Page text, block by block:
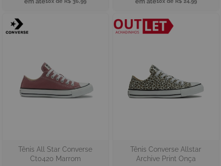
Tênis All Star Converse
Ct0420 Marrom
Tênis Converse Allstar
Archive Print Onça